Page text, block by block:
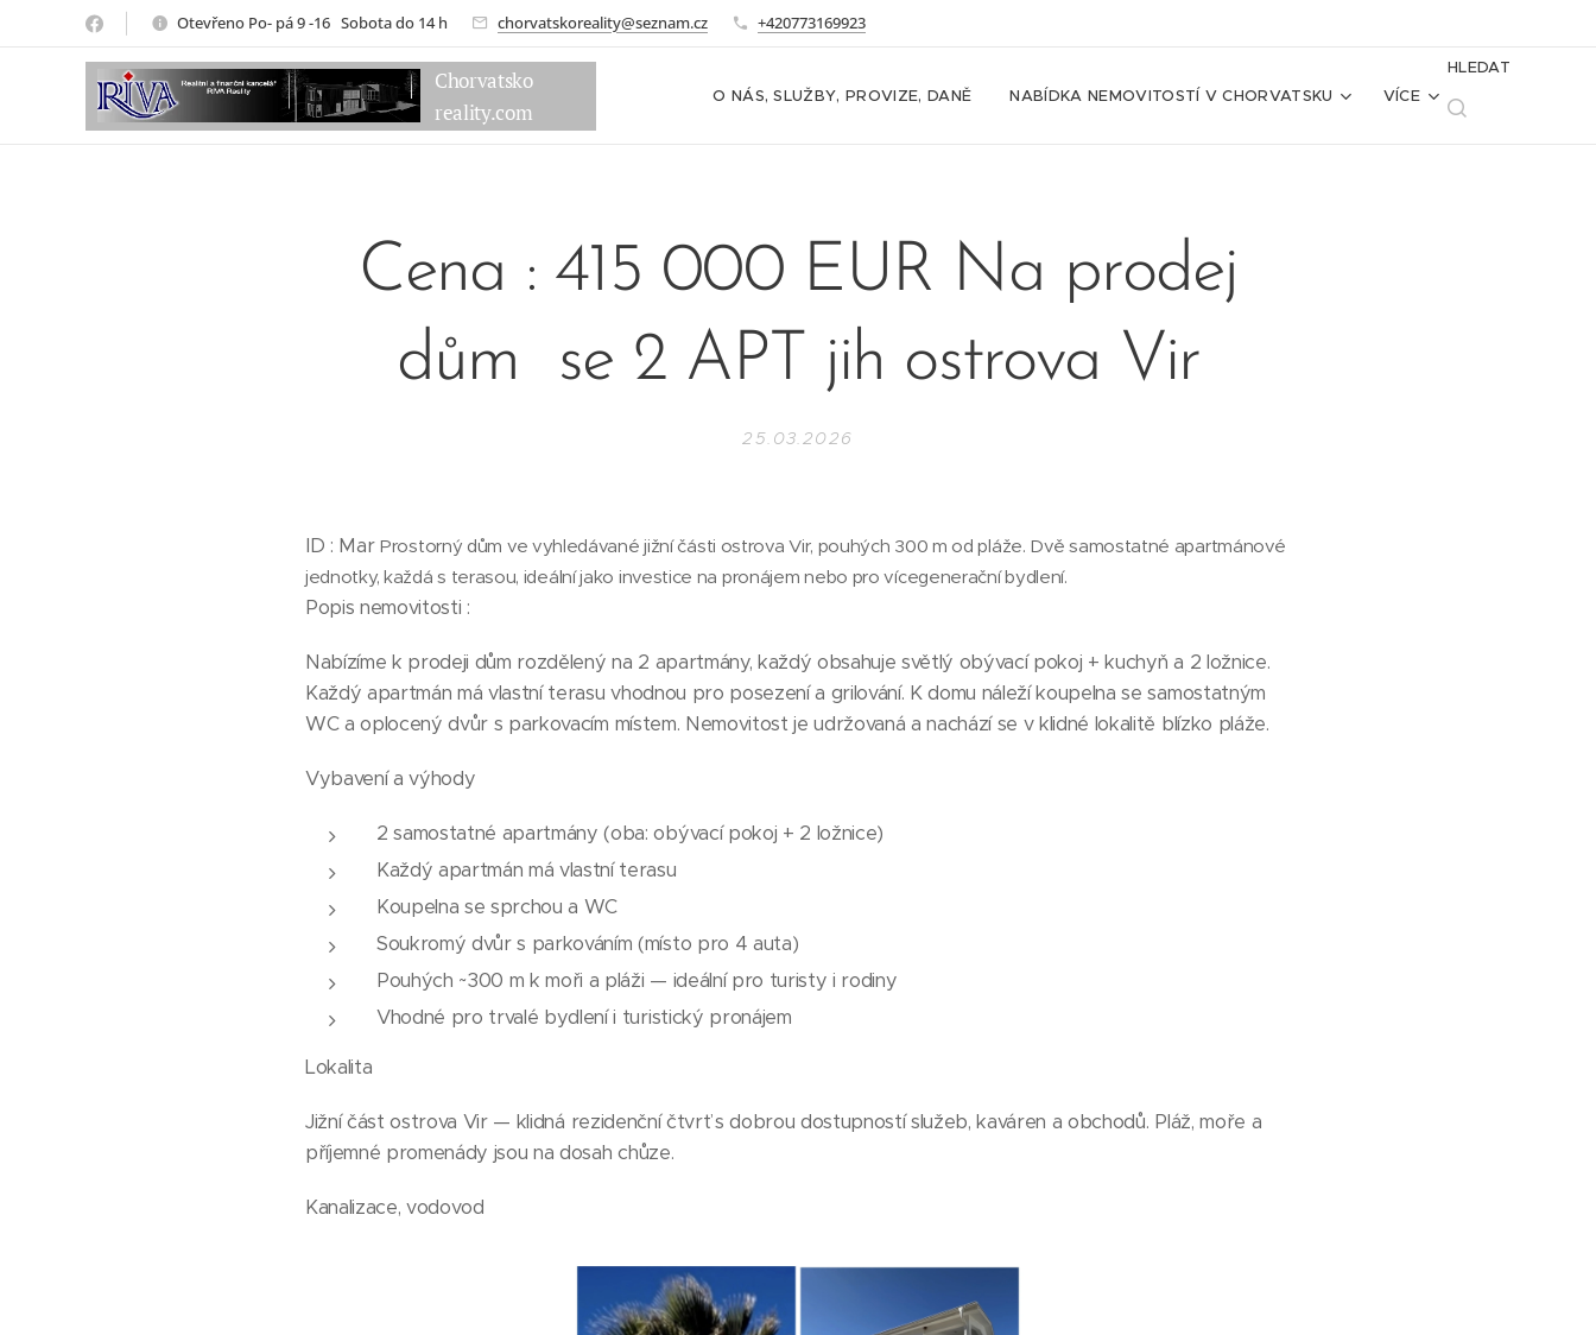
Otevřeno Po- pá 9 -16 Sobota do 14 h chorvatskoreality@seznam.cz +420773169923
Chorvatsko
reality.com
O NÁS, SLUŽBY, PROVIZE, DANĚ NABÍDKA NEMOVITOSTÍ V CHORVATSKU VÍCE
HLEDAT
Cena : 415 000 EUR Na prodej
dům se 2 APT jih ostrova Vir
25.03.2026
ID : MarProstorný dům ve vyhledávané jižní části ostrova Vir, pouhých 300 m od pláže. Dvě samostatné apartmánové
jednotky, každá s terasou, ideální jako investice na pronájem nebo pro vícegenerační bydlení.
Popis nemovitosti :
Nabízíme k prodeji dům rozdělený na 2 apartmány, každý obsahuje světlý obývací pokoj + kuchyň a 2 ložnice.
Každý apartmán má vlastní terasu vhodnou pro posezení a grilování. K domu náleží koupelna se samostatným
WC a oplocený dvůr s parkovacím místem. Nemovitost je udržovaná a nachází se v klidné lokalitě blízko pláže.
Vybavení a výhody
2 samostatné apartmány (oba: obývací pokoj + 2 ložnice)
Každý apartmán má vlastní terasu
Koupelna se sprchou a WC
Soukromý dvůr s parkováním (místo pro 4 auta)
Pouhých ~300 m k moři a pláži — ideální pro turisty i rodiny
Vhodné pro trvalé bydlení i turistický pronájem
Lokalita
Jižní část ostrova Vir — klidná rezidenční čtvrť s dobrou dostupností služeb, kaváren a obchodů. Pláž, moře a
příjemné promenády jsou na dosah chůze.
Kanalizace, vodovod